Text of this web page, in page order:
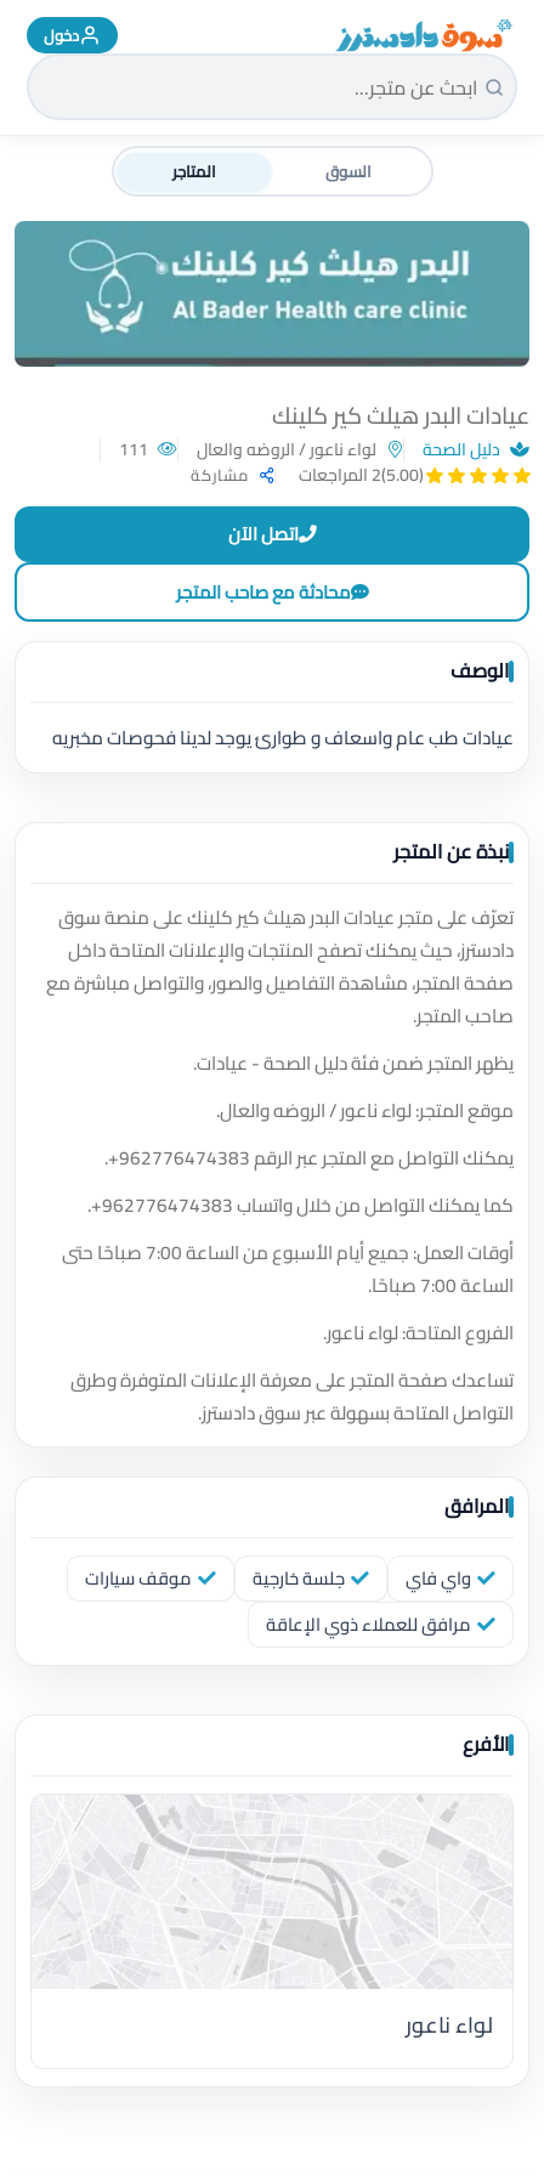
سوق دادسترز الرئيسية دخول
السوق المتاجر
عيادات البدر هيلث كير كلينك
دليل الصحة لواء ناعور / الروضه والعال
(5.00)
2 المراجعات مشاركة
اتصل الآن
محادثة مع صاحب المتجر
الوصف
عيادات طب عام واسعاف و طوارئ يوجد لدينا فحوصات مخبريه
نبذة عن المتجر
تعرّف على متجر عيادات البدر هيلث كير كلينك على منصة سوق
دادسترز، حيث يمكنك تصفح المنتجات والإعلانات المتاحة داخل
صفحة المتجر، مشاهدة التفاصيل والصور، والتواصل مباشرة مع
صاحب المتجر.
يظهر المتجر ضمن فئة دليل الصحة - عيادات.
موقع المتجر: لواء ناعور / الروضه والعال.
يمكنك التواصل مع المتجر عبر الرقم+962776474383
.
كما يمكنك التواصل من خلال واتساب+962776474383
.
أوقات العمل: جميع أيام الأسبوع من الساعة 7:00 صباحًا حتى
الساعة 7:00 صباحًا.
الفروع المتاحة: لواء ناعور.
تساعدك صفحة المتجر على معرفة الإعلانات المتوفرة وطرق
التواصل المتاحة بسهولة عبر سوق دادسترز.
المرافق
واي فاي جلسة خارجية
موقف سيارات
مرافق للعملاء ذوي الإعاقة
الأفرع
لواء ناعور